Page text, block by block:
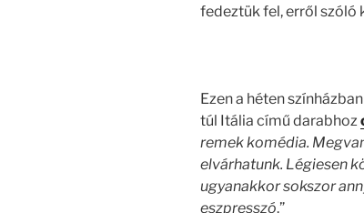
fedeztük fel, erről szóló
Ezen a héten
túl Itália című darabhoz
remek komédia.
elvárhatunk. Légiesen
ugyanakkor sokszor
eszpresszó.”